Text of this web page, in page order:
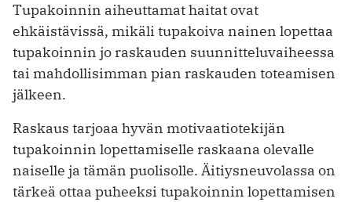
Tupakoinnin aiheuttamat haitat ovat
ehkäistävissä, mikäli tupakoiva nainen lopettaa
tupakoinnin jo raskauden suunnitteluvaiheessa
tai mahdollisimman pian raskauden toteamisen
jälkeen.
Raskaus tarjoaa hyvän motivaatiotekijän
tupakoinnin lopettamiselle raskaana olevalle
naiselle ja tämän puolisolle. Äitiysneuvolassa on
tärkeä ottaa puheeksi tupakoinnin lopettamisen